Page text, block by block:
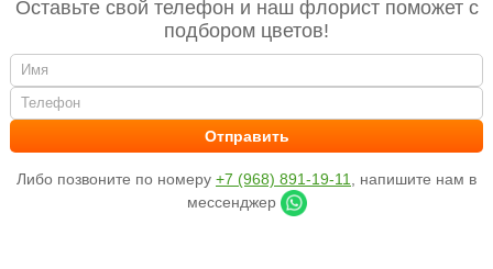
Оставьте свой телефон и наш флорист поможет с
подбором цветов!
Либо позвоните по номеру +7 (968) 891-19-11
, напишите нам в
мессенджер